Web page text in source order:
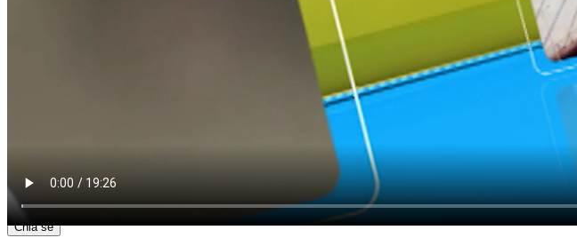
Bắt đầu tại
Chia sẻ